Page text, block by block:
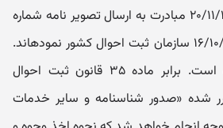
شماره ۶۷۸۵ مورخ ۲۰/۱۱/۱۳۸۳ مبادرت به ارسال تصویر نامه شماره
۳۳۹۷/۱۱/۲ مورخ ۱۶/۱۰/۱۳۸۳ سازمان ثبت احوال کشور نموده‎اند.
در نامه اخیرالذکر آمده است. برابر ماده ۳۵ قانون ثبت احوال
سال ۱۳۶۳ مقرر شده «صدور شناسنامه و سایر خدمات